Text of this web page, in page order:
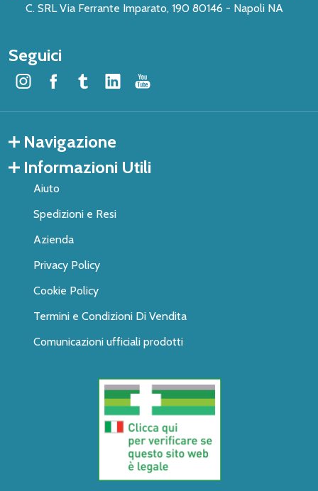
C. SRL Via Ferrante Imparato, 190 80146 - Napoli NA
Seguici
Navigazione
Informazioni Utili
Aiuto
Spedizioni e Resi
Azienda
Privacy Policy
Cookie Policy
Termini e Condizioni Di Vendita
Comunicazioni ufficiali prodotti